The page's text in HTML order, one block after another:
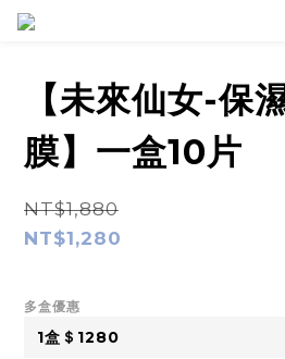
【未來仙女-保
膜】一盒10片
NT$1,880
NT$1,280
多盒優惠